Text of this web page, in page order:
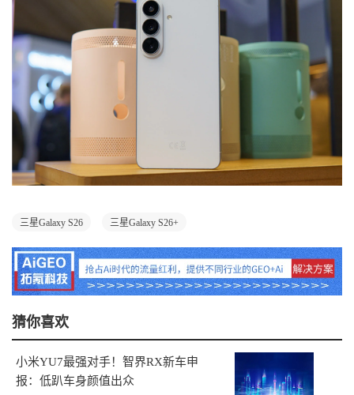
三星Galaxy S26 三星Galaxy S26+
猜你喜欢
小米YU7最强对手！智界RX新车申
报：低趴车身颜值出众